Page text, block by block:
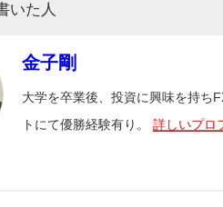
いた人
金子剛
大学を卒業後、投資に興味を持ち
トにて優勝経験有り。詳しいプロ